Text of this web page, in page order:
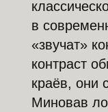
в
«звучат»
контраст
краёв, они
Миновав